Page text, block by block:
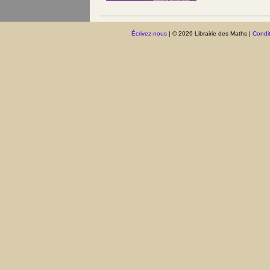
Écrivez-nous| © 2026 Librairie des Maths |